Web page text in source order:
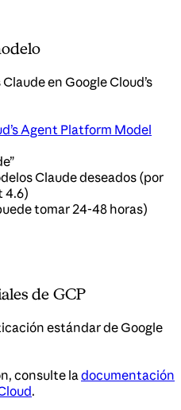
en Google Cloud’s
Agent Platform Model
Claude deseados (por
4.6)
tomar 24-48 horas)
de GCP
estándar de Google
consulte la documentación
.